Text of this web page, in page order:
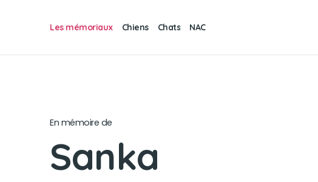
Les mémoriaux Chiens Chats NAC
En mémoire de
Sanka